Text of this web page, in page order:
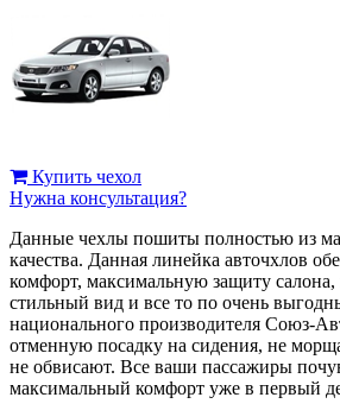
Купить чехол
Нужна консультация?
Данные чехлы пошиты полностью из
качества. Данная линейка авточхлов
комфорт, максимальную защиту салона,
стильный вид и все то по очень
национального производителя Союз-
отменную посадку на сидения, не
не обвисают. Все ваши пассажиры
максимальный комфорт уже в первый